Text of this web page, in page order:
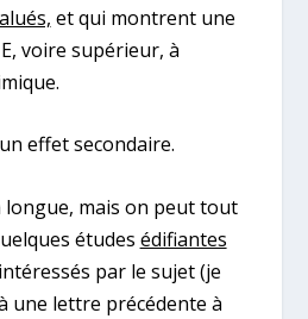
et qui montrent une
voire supérieur, à
effet secondaire.
longue, mais on peut tout
études édifiantes
par le sujet (je
une lettre précédente à